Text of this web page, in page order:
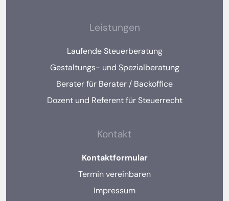
Leistungen
Laufende Steuerberatung
Gestaltungs- und Spezialberatung
Berater für Berater / Backoffice
Dozent und Referent für Steuerrecht
Kontakt
Kontaktformular
Termin vereinbaren
Impressum